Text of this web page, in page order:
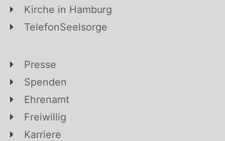
Kirche in Hamburg
TelefonSeelsorge
Presse
Spenden
Ehrenamt
Freiwillig
Karriere